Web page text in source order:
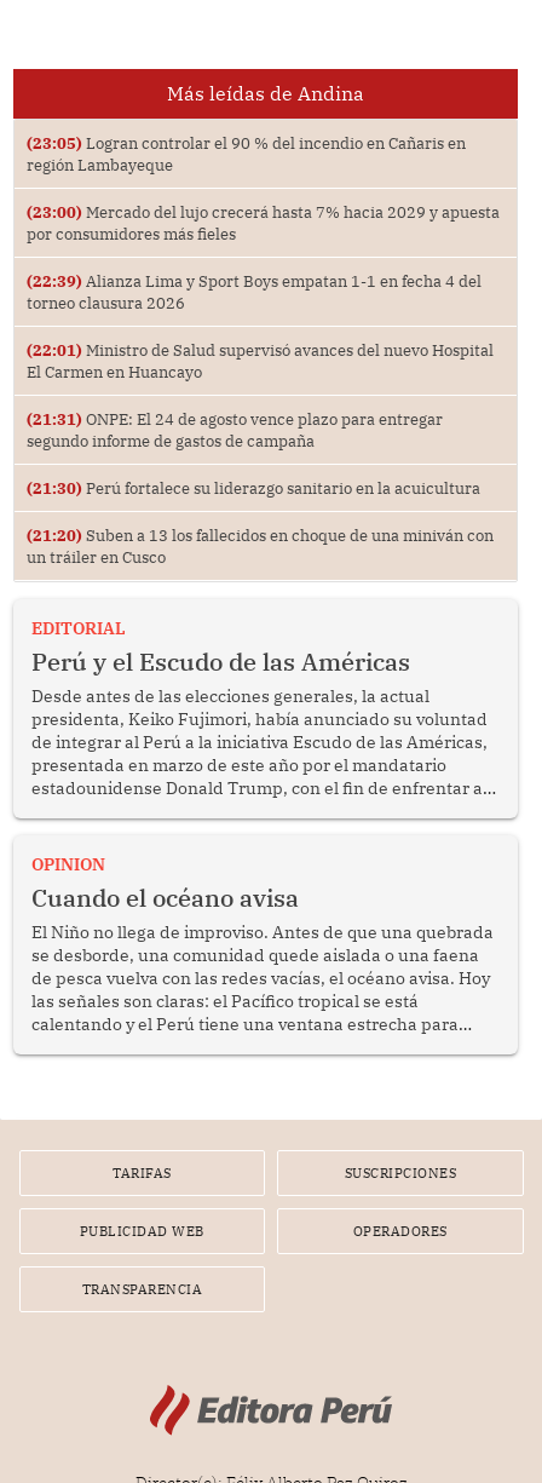
Más leídas de Andina
(23:05) Logran controlar el 90 % del incendio en Cañaris en
región Lambayeque
(23:00) Mercado del lujo crecerá hasta 7% hacia 2029 y apuesta
por consumidores más fieles
(22:39) Alianza Lima y Sport Boys empatan 1-1 en fecha 4 del
torneo clausura 2026
(22:01) Ministro de Salud supervisó avances del nuevo Hospital
El Carmen en Huancayo
(21:31) ONPE: El 24 de agosto vence plazo para entregar
segundo informe de gastos de campaña
(21:30) Perú fortalece su liderazgo sanitario en la acuicultura
(21:20) Suben a 13 los fallecidos en choque de una miniván con
un tráiler en Cusco
EDITORIAL
Perú y el Escudo de las Américas
Desde antes de las elecciones generales, la actual
presidenta, Keiko Fujimori, había anunciado su voluntad
de integrar al Perú a la iniciativa Escudo de las Américas,
presentada en marzo de este año por el mandatario
estadounidense Donald Trump, con el fin de enfrentar al
OPINION
Cuando el océano avisa
El Niño no llega de improviso. Antes de que una quebrada
se desborde, una comunidad quede aislada o una faena
de pesca vuelva con las redes vacías, el océano avisa. Hoy
las señales son claras: el Pacífico tropical se está
calentando y el Perú tiene una ventana estrecha para
TARIFAS SUSCRIPCIONES
PUBLICIDAD WEB OPERADORES
TRANSPARENCIA